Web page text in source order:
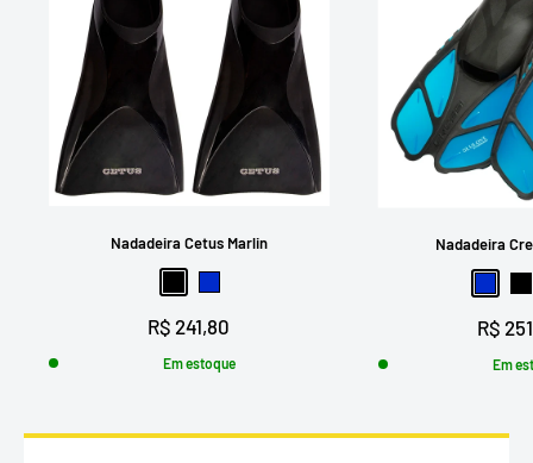
Nadadeira Cetus Marlin
Preço
promocional
R$ 241,80
Em estoque
Nadadeira
Preço
R$
Em